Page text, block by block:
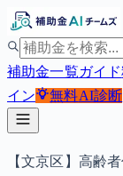
補助金一覧ガイド
イン
無料AI診断
【文京区】高齢